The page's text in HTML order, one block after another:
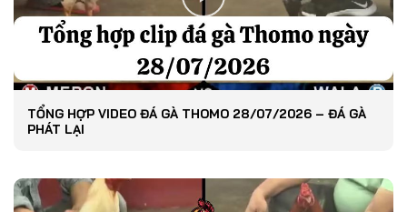
TỔNG HỢP VIDEO ĐÁ GÀ THOMO 28/07/2026 – ĐÁ GÀ
PHÁT LẠI